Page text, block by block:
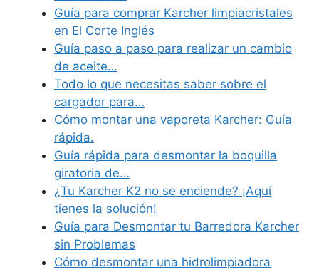
Guía para comprar Karcher limpiacristales
en El Corte Inglés
Guía paso a paso para realizar un cambio
de aceite…
Todo lo que necesitas saber sobre el
cargador para…
Cómo montar una vaporeta Karcher: Guía
rápida.
Guía rápida para desmontar la boquilla
giratoria de…
¿Tu Karcher K2 no se enciende? ¡Aquí
tienes la solución!
Guía para Desmontar tu Barredora Karcher
sin Problemas
Cómo desmontar una hidrolimpiadora